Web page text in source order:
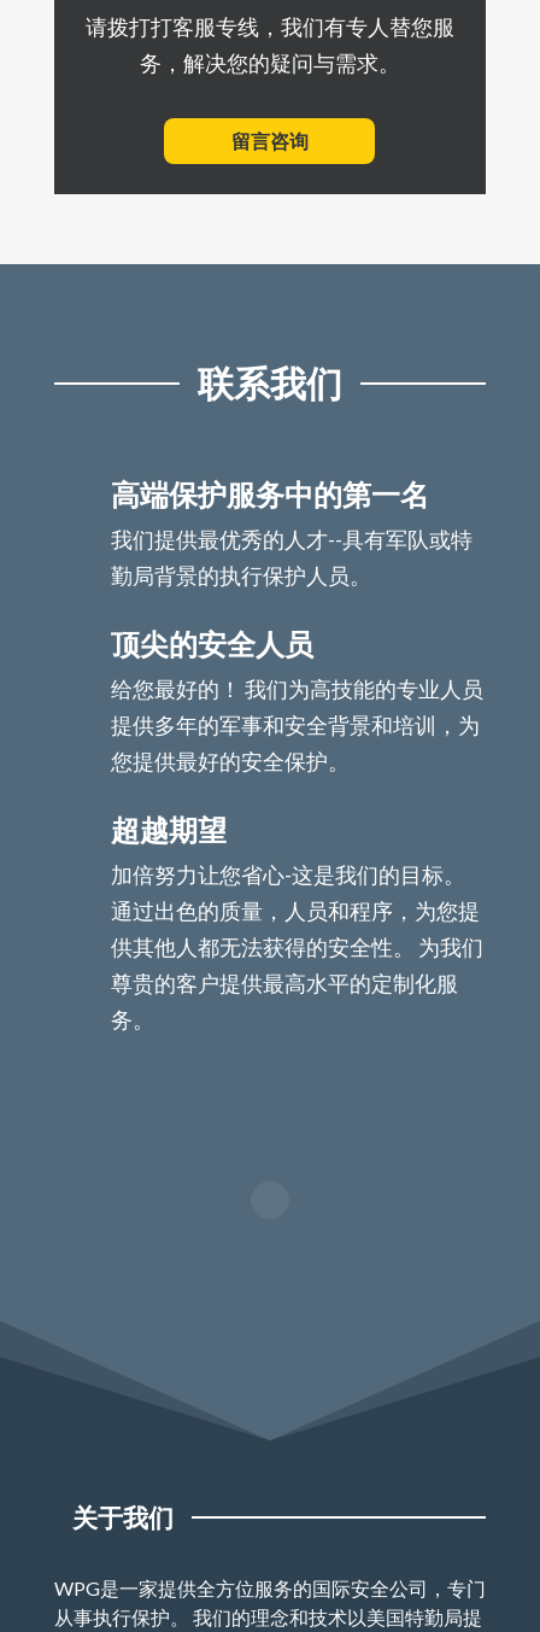
请拨打打客服专线，我们有专人替您服
务，解决您的疑问与需求。
留言咨询
联系我们
高端保护服务中的第一名
我们提供最优秀的人才--具有军队或特
勤局背景的执行保护人员。
顶尖的安全人员
给您最好的！ 我们为高技能的专业人员
提供多年的军事和安全背景和培训，为
您提供最好的安全保护。
超越期望
加倍努力让您省心-这是我们的目标。
通过出色的质量，人员和程序，为您提
供其他人都无法获得的安全性。 为我们
尊贵的客户提供最高水平的定制化服
务。
关于我们
WPG是一家提供全方位服务的国际安全公司，专门
从事执行保护。 我们的理念和技术以美国特勤局提